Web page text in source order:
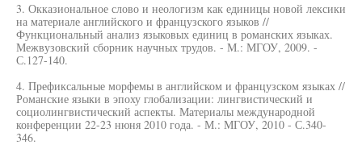
3. Окказиональное слово и неологизм как единицы новой лексики
на материале английского и французского языков //
Функциональный анализ языковых единиц в романских языках.
Межвузовский сборник научных трудов. - М.: МГОУ, 2009. -
С.127-140.
4. Префиксальные морфемы в английском и французском языках //
Романские языки в эпоху глобализации: лингвистический и
социолингвистический аспекты. Материалы международной
конференции 22-23 нюня 2010 года. - М.: МГОУ, 2010 - С.340-
346.